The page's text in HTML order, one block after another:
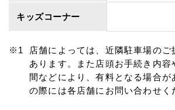
キッズコーナー
店舗によっては、近隣駐車場のご
あります。また店頭お手続き内容
間などにより、有料となる場合が
の際には各店舗にお問い合わせく